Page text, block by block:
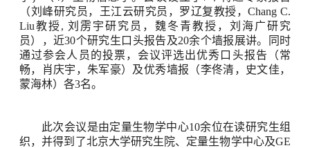
（刘峰研究员，王江云研究员，罗辽复教授，Chang C.
Liu教授,刘雳宇研究员，魏冬青教授，刘海广研究
员），近30个研究生口头报告及20余个墙报展讲。同时
通过参会人员的投票，会议评选出优秀口头报告（常
畅，肖庆宇，朱军豪）及优秀墙报（李佟清，史文佳，
蒙海林）各3名。
此次会议是由定量生物学中心10余位在读研究生组
织，并得到了北京大学研究生院、定量生物学中心及GE